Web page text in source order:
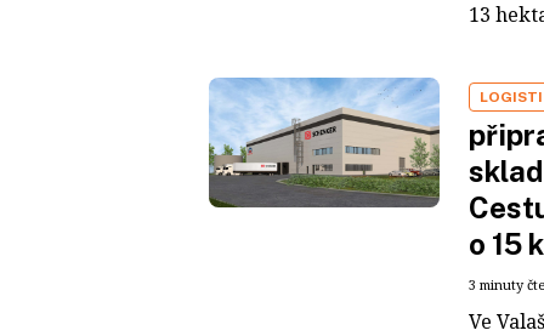
13
o 15
3 minuty
Ve